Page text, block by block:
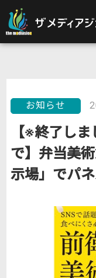
お知らせ
【※終了し
で】弁当美
示場」でパ